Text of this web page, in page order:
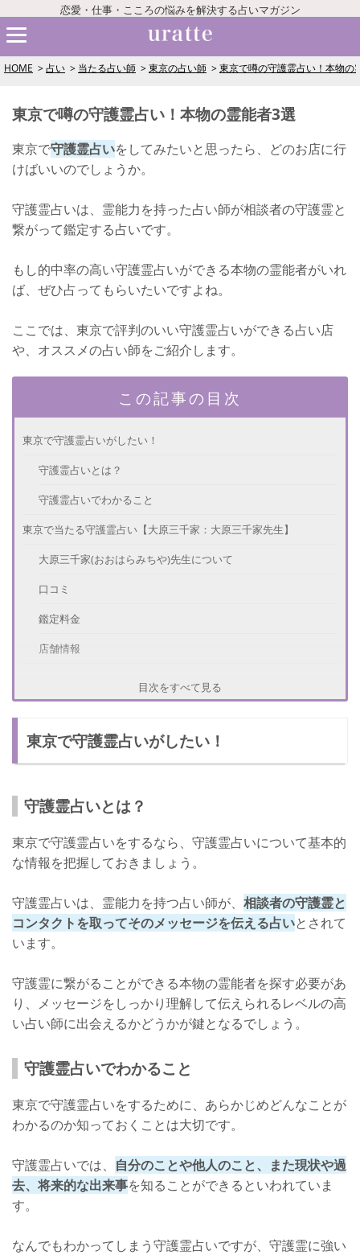
恋愛・仕事・こころの悩みを解決する占いマガジン
HOME 占い 当たる占い師 東京の占い師 東京で噂の守護霊占い！本物の
東京で噂の守護霊占い！本物の霊能者3選
東京で守護霊占いをしてみたいと思ったら、どのお店に行
けばいいのでしょうか。
守護霊占いは、霊能力を持った占い師が相談者の守護霊と
繋がって鑑定する占いです。
もし的中率の高い守護霊占いができる本物の霊能者がいれ
ば、ぜひ占ってもらいたいですよね。
ここでは、東京で評判のいい守護霊占いができる占い店
や、オススメの占い師をご紹介します。
この記事の目次
東京で守護霊占いがしたい！
守護霊占いとは？
守護霊占いでわかること
東京で当たる守護霊占い【大原三千家：大原三千家先生】
大原三千家(おおはらみちや)先生について
口コミ
鑑定料金
店舗情報
口コミ
鑑定料金
店舗情報
Ma'at先生について
鑑定料金
店舗情報
東京で当たる守護霊占いをするポイント
本物の霊能者を探そう
守護霊占いでスピリチュアルを感じよう
目次をすべて見る
東京で守護霊占いがしたい！
守護霊占いとは？
東京で守護霊占いをするなら、守護霊占いについて基本的
な情報を把握しておきましょう。
守護霊占いは、霊能力を持つ占い師が、 相談者の守護霊と
コンタクトを取ってそのメッセージを伝える占いとされて
います。
守護霊に繋がることができる本物の霊能者を探す必要があ
り、メッセージをしっかり理解して伝えられるレベルの高
い占い師に出会えるかどうかが鍵となるでしょう。
守護霊占いでわかること
東京で守護霊占いをするために、あらかじめどんなことが
わかるのか知っておくことは大切です。
守護霊占いでは、 自分のことや他人のこと、また現状や過
去、将来的な出来事を知ることができるといわれていま
す。
なんでもわかってしまう守護霊占いですが、守護霊に強い